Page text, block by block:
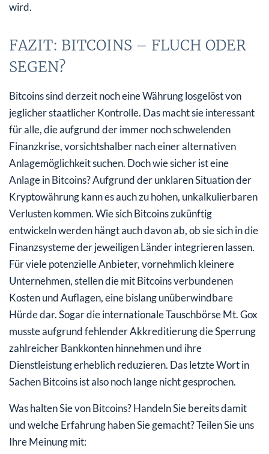
wird.
FAZIT: BITCOINS – FLUCH ODER
SEGEN?
Bitcoins sind derzeit noch eine Währung losgelöst von
jeglicher staatlicher Kontrolle. Das macht sie interessant
für alle, die aufgrund der immer noch schwelenden
Finanzkrise, vorsichtshalber nach einer alternativen
Anlagemöglichkeit suchen. Doch wie sicher ist eine
Anlage in Bitcoins? Aufgrund der unklaren Situation der
Kryptowährung kann es auch zu hohen, unkalkulierbaren
Verlusten kommen. Wie sich Bitcoins zukünftig
entwickeln werden hängt auch davon ab, ob sie sich in die
Finanzsysteme der jeweiligen Länder integrieren lassen.
Für viele potenzielle Anbieter, vornehmlich kleinere
Unternehmen, stellen die mit Bitcoins verbundenen
Kosten und Auflagen, eine bislang unüberwindbare
Hürde dar. Sogar die internationale Tauschbörse Mt. Gox
musste aufgrund fehlender Akkreditierung die Sperrung
zahlreicher Bankkonten hinnehmen und ihre
Dienstleistung erheblich reduzieren. Das letzte Wort in
Sachen Bitcoins ist also noch lange nicht gesprochen.
Was halten Sie von Bitcoins? Handeln Sie bereits damit
und welche Erfahrung haben Sie gemacht? Teilen Sie uns
Ihre Meinung mit: